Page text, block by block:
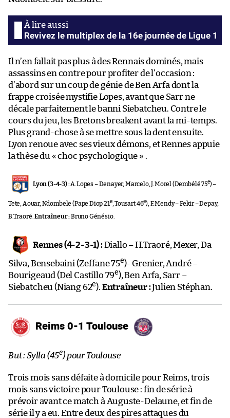
Revivez le multiplex de la 16e journée de Ligue 1
Il n’en fallait pas plus à des Rennais dominés, mais
assassins en contre pour profiter de l’occasion :
d’abord sur un coup de génie de Ben Arfa dont la
frappe croisée mystifie Lopes, avant que Sarr ne
décale parfaitement le banni Siebatcheu. Contre le
cours du jeu, les Bretons breakent avant la mi-temps.
Plus grand-chose à se mettre sous la dent ensuite.
Lyon renoue avec ses vieux démons, et Rennes appuie
la thèse du « choc psychologique » .
Lyon (3-4-3) :A.Lopes – Denayer, Marcelo, J.Morel (Dembélé 75e) –
Tete, Aouar, Ndombele (Pape Diop 21e, Tousart 46e), F.Mendy – Fekir – Depay,
B.Traoré.Entraîneur :Bruno Génésio.
Rennes (4-2-3-1) :Diallo – H.Traoré, Mexer, Da
Silva, Bensebaini (Zeffane 75e)- Grenier, André –
Bourigeaud (Del Castillo 79e), Ben Arfa, Sarr –
Siebatcheu (Niang 62e). Entraîneur :Julien Stéphan.
Reims 0-1 Toulouse
But : Sylla (45e) pour Toulouse
Trois mois sans défaite à domicile pour Reims, trois
mois sans victoire pour Toulouse : fin de série à
prévoir avant ce match à Auguste-Delaune, et fin de
série il y a eu. Entre deux des pires attaques du